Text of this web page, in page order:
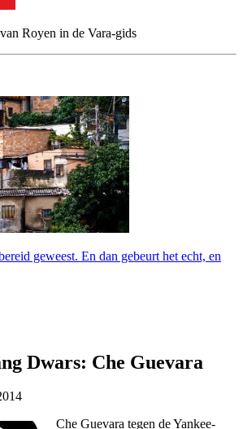
Royen in de Vara-gids
geweest. En dan gebeurt het echt, en
Dwars: Che Guevara
Che Guevara tegen de Yankee-